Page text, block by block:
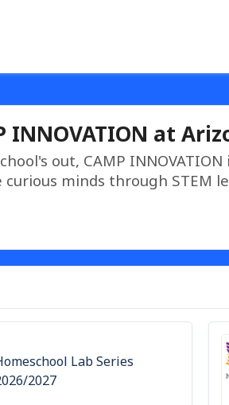
INNOVATION at
out, CAMP
curious minds through STEM
Lab Series
2027